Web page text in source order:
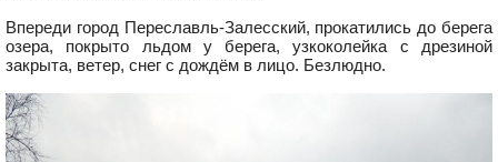
Впереди город Переславль-Залесский, прокатились до берега
озера, покрыто льдом у берега, узкоколейка с дрезиной
закрыта, ветер, снег с дождём в лицо. Безлюдно.